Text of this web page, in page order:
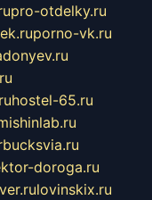
pro-otdelky.ru
porno-vk.ru
hostel-65.ru
doroga.ru
lovinskix.ru